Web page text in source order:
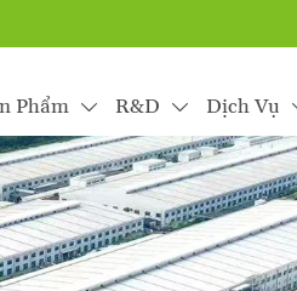
Phẩm  R&D  Dịch Vụ